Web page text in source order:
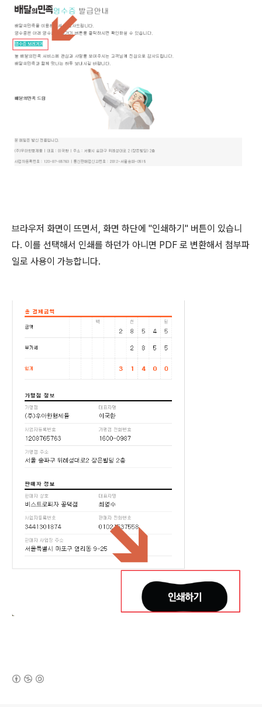
브라우저 화면이 뜨면서, 화면 하단에 "인쇄하기" 버튼이 있습니
다. 이를 선택해서 인쇄를 하던가 아니면 PDF 로 변환해서 첨부파
일로 사용이 가능합니다.